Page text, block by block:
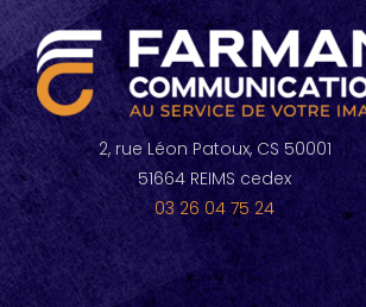
2, rue Léon Patoux, CS 50001
51664 REIMS cedex
03 26 04 75 24